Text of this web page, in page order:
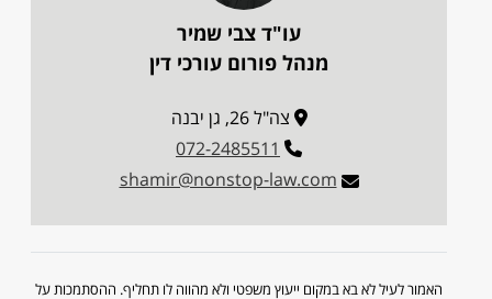
עו"ד צבי שמיר
מנהל פורום עורכי דין
צה"ל 26, גן יבנה
072-2485511
shamir@nonstop-law.com
האמור לעיל לא בא במקום ייעוץ משפטי ולא מהווה לו תחליף. ההסתמכות על